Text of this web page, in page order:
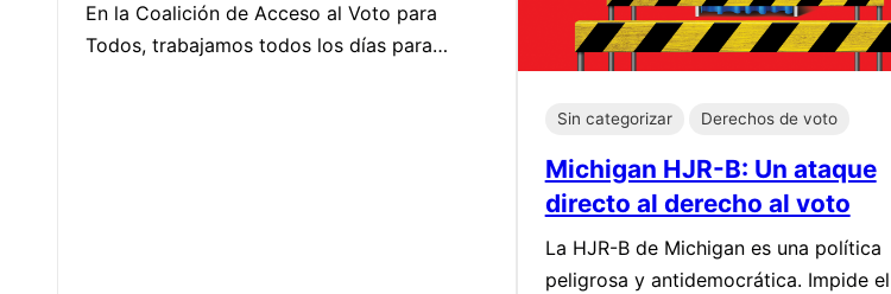
En la Coalición de Acceso al Voto para
Todos, trabajamos todos los días para…
Sin categorizar Derechos de voto
Michigan HJR-B: Un ataque
directo al derecho al voto
La HJR-B de Michigan es una política
peligrosa y antidemocrática. Impide el